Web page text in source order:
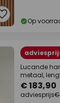
Op
Lucande
metaal,
€ 183,90
adviesprijs€